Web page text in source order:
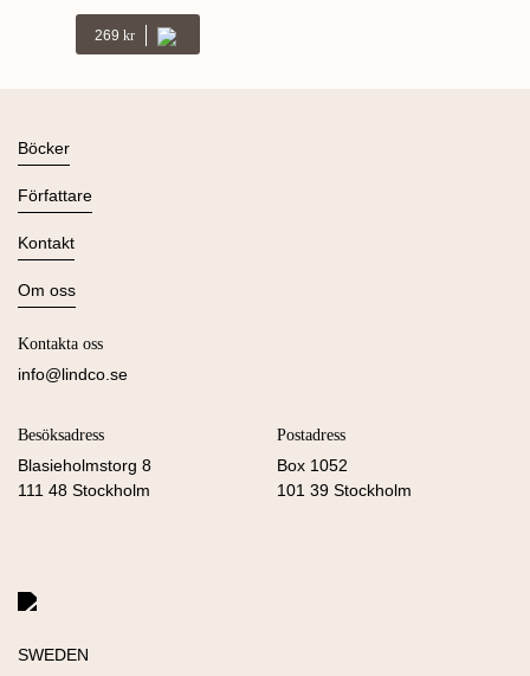
269 Kr
Kontakta oss
info@lindco.se
Postadress
Box 1052
101 39 Stockholm
Besöksadress
Blasieholmstorg 8
111 48 Stockholm
Böcker
Alla böcker
Ljudböcker
Nyheter
Författare
Se alla
Kontakt
Kontakta oss
Press
Kataloger
Manus
Om oss